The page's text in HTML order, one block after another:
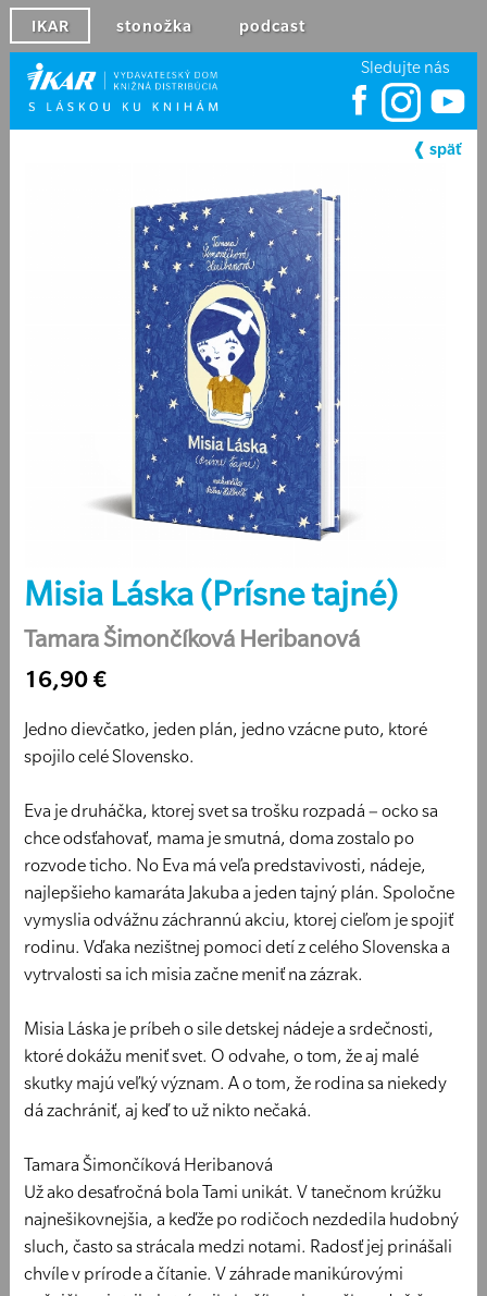
IKAR stonožka podcast
Sledujte nás
Misia Láska (Prísne tajné)
Tamara Šimončíková Heribanová
16,90 €
Jedno dievčatko, jeden plán, jedno vzácne puto, ktoré
spojilo celé Slovensko.
Eva je druháčka, ktorej svet sa trošku rozpadá – ocko sa
chce odsťahovať, mama je smutná, doma zostalo po
rozvode ticho. No Eva má veľa predstavivosti, nádeje,
najlepšieho kamaráta Jakuba a jeden tajný plán. Spoločne
vymyslia odvážnu záchrannú akciu, ktorej cieľom je spojiť
rodinu. Vďaka nezištnej pomoci detí z celého Slovenska a
vytrvalosti sa ich misia začne meniť na zázrak.
Misia Láska je príbeh o sile detskej nádeje a srdečnosti,
ktoré dokážu meniť svet. O odvahe, o tom, že aj malé
skutky majú veľký význam. A o tom, že rodina sa niekedy
dá zachrániť, aj keď to už nikto nečaká.
Tamara Šimončíková Heribanová
Už ako desaťročná bola Tami unikát. V tanečnom krúžku
najnešikovnejšia, a keďže po rodičoch nezdedila hudobný
sluch, často sa strácala medzi notami. Radosť jej prinášali
chvíle v prírode a čítanie. V záhrade manikúrovými
❰ späť